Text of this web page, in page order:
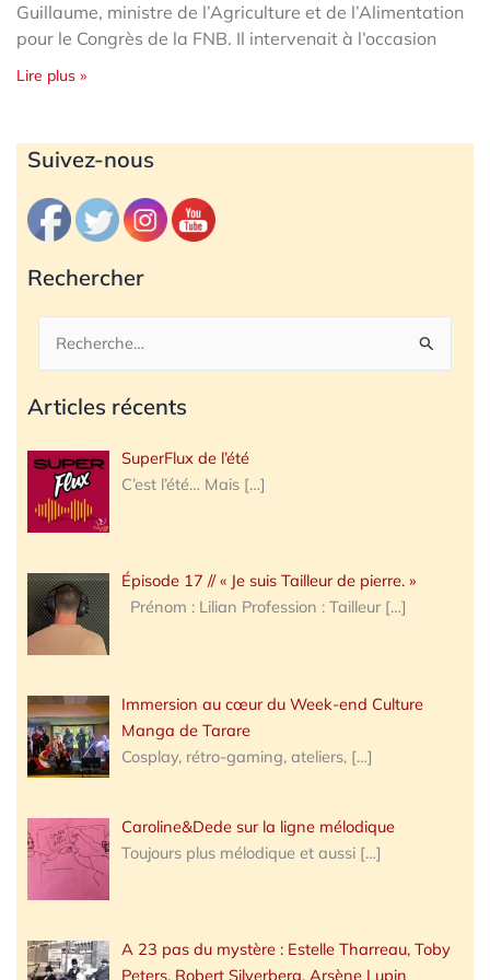
Guillaume, ministre de l’Agriculture et de l’Alimentation
pour le Congrès de la FNB. Il intervenait à l’occasion
Lire plus »
Suivez-nous
Rechercher
Rechercher :
Articles récents
SuperFlux de l’été
C’est l’été… Mais […]
Épisode 17 // « Je suis Tailleur de pierre. »
Prénom : Lilian Profession : Tailleur […]
Immersion au cœur du Week-end Culture
Manga de Tarare
Cosplay, rétro-gaming, ateliers, […]
Caroline&Dede sur la ligne mélodique
Toujours plus mélodique et aussi […]
A 23 pas du mystère : Estelle Tharreau, Toby
Peters, Robert Silverberg, Arsène Lupin
Archives